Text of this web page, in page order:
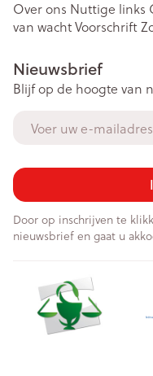
Over ons Nuttige links
van wachtVoorschrift
Nieuwsbrief
Blijf op de hoogte van
Door op inschrijven te
nieuwsbrief en gaat u